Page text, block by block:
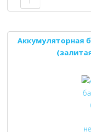
Аккумуляторная